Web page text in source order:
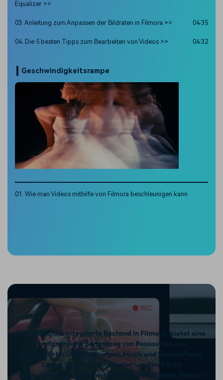
Equalizer >>
03. Anleitung zum Anpassen der Bildraten in Filmora >> 04:35
04. Die 5 besten Tipps zum Bearbeiten von Videos >> 04:32
Geschwindigkeitsrampe
01. Wie man Videos mithilfe von Filmora beschleunigen kann
Filmstock, der integrierte Bestand in Filmora, bietet eine
umfangreiche Sammlung von Ressourcen wie
Videoeffekte, Überlagerungen, Musik und Soundeffekte.
Laden Sie Filmora herunter, um den Effekt
auszuprobieren, oder besuchen Sie die offizielle Website